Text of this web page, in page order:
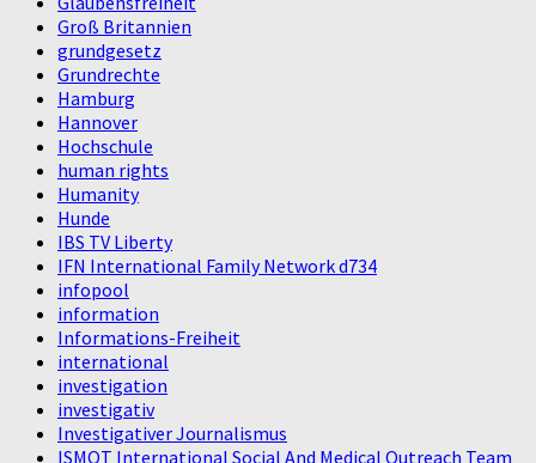
Groß Britannien
grundgesetz
Grundrechte
Hamburg
Hannover
Hochschule
human rights
Humanity
Hunde
IBS TV Liberty
IFN International Family Network d734
infopool
information
Informations-Freiheit
international
investigation
investigativ
Investigativer Journalismus
ISMOT International Social And Medical Outreach Team